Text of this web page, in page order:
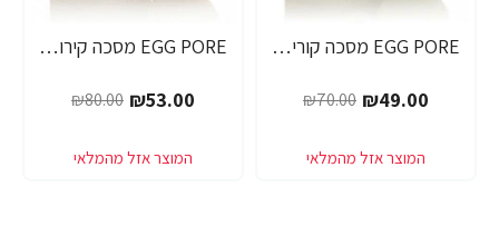
EGG PORE מסכה קוריאנית לניקוי ראשים שחורים 30 גרם - מבית Tony Moly
₪49.00
₪70.00
EGG PORE מסכה קירור לכיווץ נקבוביות 30 גרם - מבית Tony Moly
₪53.00
₪80.00